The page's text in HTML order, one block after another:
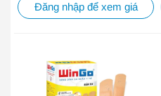
Đăng nhập để xem giá